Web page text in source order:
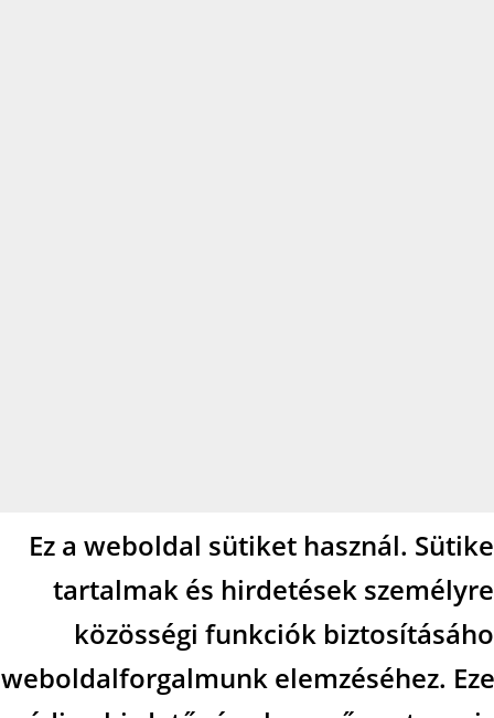
Ez a weboldal sütiket használ.
tartalmak és hirdetések
közösségi funkciók
weboldalforgalmunk elemzéséhez.